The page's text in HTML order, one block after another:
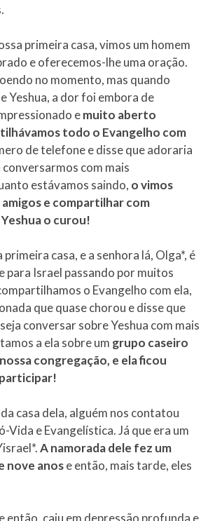
primeira casa, vimos um homem
e oferecemos-lhe uma oração.
no momento, mas quando
Yeshua, a dor foi embora de
emuito aberto
todo o Evangelho com
de telefone e disse que adoraria
com mais
estávamos saindo, o vimos
e compartilhar com
o curou!
casa, e a senhora lá, Olga*, é
para Israel passando por muitos
o Evangelho com ela,
que quase chorou e disse que
conversar sobre Yeshua com mais
a ela sobre um grupo caseiro
congregação, e ela ficou
casa dela, alguém nos contatou
Vida e Evangelística. Já que era um
A namorada dele fez um
nove anose então, mais tarde, eles
então, caiu em depressão profunda e